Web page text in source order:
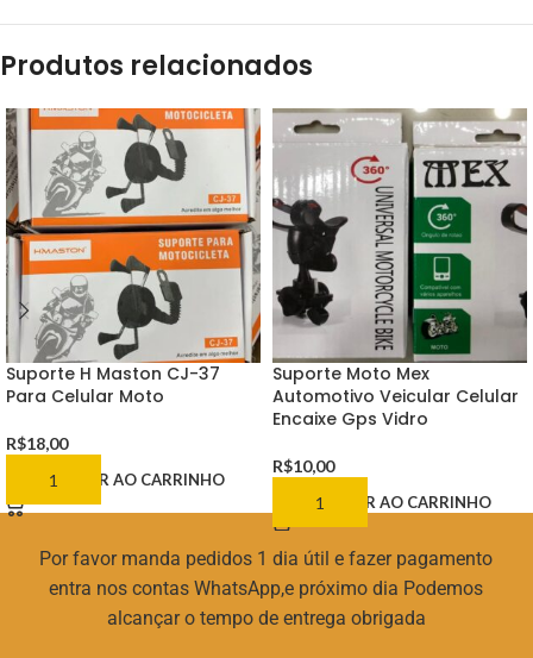
Produtos relacionados
Suporte H Maston CJ-37
Para Celular Moto
R$18,00
ADICIONAR AO CARRINHO
Suporte Moto Mex
Automotivo Veicular Celular
Encaixe Gps Vidro
R$10,00
ADICIONAR AO CARRINHO
Por favor manda pedidos 1 dia útil e fazer pagamento
entra nos contas WhatsApp,e próximo dia Podemos
alcançar o tempo de entrega obrigada